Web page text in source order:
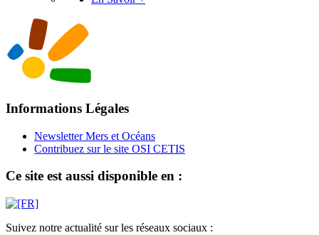
Informations Légales
Newsletter Mers et Océans
Contribuez sur le site OSI CETIS
Ce site est aussi disponible en :
Suivez notre actualité sur les réseaux sociaux :